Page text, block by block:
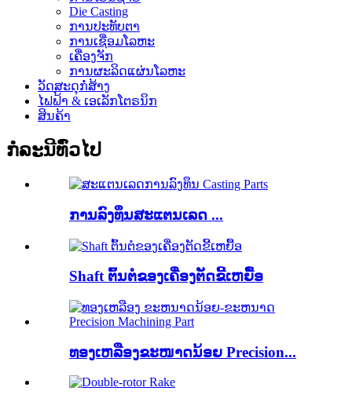
Die Casting
ການປະທັບຕາ
ການເຊື່ອມໂລຫະ
ເຄື່ອງຈັກ
ການຜະລິດແຜ່ນໂລຫະ
ວັດສະດຸກໍ່ສ້າງ
ໄຟຟ້າ & ເອເລັກໂຕຣນິກ
ສິນຄ້າ
ກໍລະນີທົ່ວໄປ
ການລົງທຶນສະແຕນເລດ ...
Shaft ຕົ້ນຕໍຂອງເຄື່ອງຕັດຂີ້ເຫຍື້ອ
ທອງເຫລືອງຂະໜາດນ້ອຍ Precision...